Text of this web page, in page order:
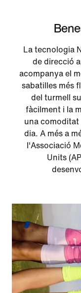
La tecnologia
de direcció
acompanya el
sabatilles més
del turmell
fàcilment i la
una comoditat
dia. A més a
l'Associació
Units